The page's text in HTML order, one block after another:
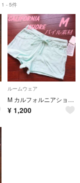
1 - 5件
ルームウェア
M カルフォルニアショア パイル素材 ショートパンツ タオル地 グリーン
¥ 1,200